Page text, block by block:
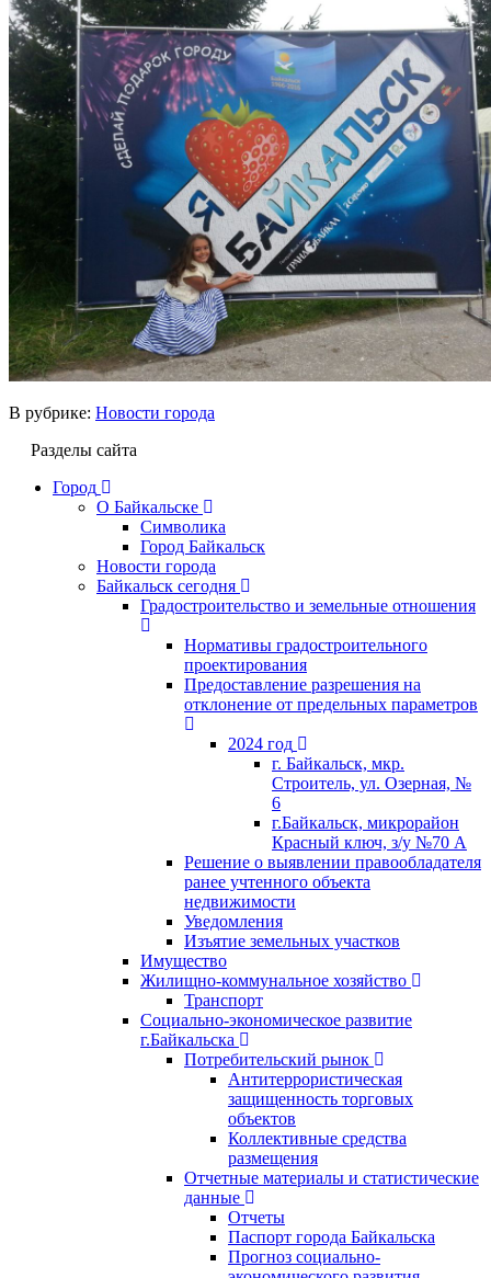
В рубрике: Новости города
Разделы сайта
Город
О Байкальске
Символика
Город Байкальск
Новости города
Байкальск сегодня
Градостроительство и земельные отношения
Нормативы градостроительного
проектирования
Предоставление разрешения на
отклонение от предельных параметров
2024 год
г. Байкальск, мкр.
Строитель, ул. Озерная, №
6
г.Байкальск, микрорайон
Красный ключ, з/у №70 А
Решение о выявлении правообладателя
ранее учтенного объекта
недвижимости
Уведомления
Изъятие земельных участков
Имущество
Жилищно-коммунальное хозяйство
Транспорт
Социально-экономическое развитие
г.Байкальска
Потребительский рынок
Антитеррористическая
защищенность торговых
объектов
Коллективные средства
размещения
Отчетные материалы и статистические
данные
Отчеты
Паспорт города Байкальска
Прогноз социально-